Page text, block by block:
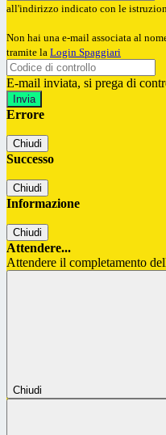
all'indirizzo indicato con le
Non hai una e-mail associata al
tramite la Login Spaggiari
E-mail inviata, si prega di
Errore
Chiudi
Successo
Chiudi
Informazione
Chiudi
Attendere...
Attendere il completamento
Chiudi